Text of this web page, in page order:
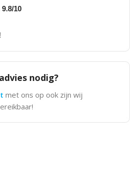
9.8/10
nodig?
met ons op ook zijn wij